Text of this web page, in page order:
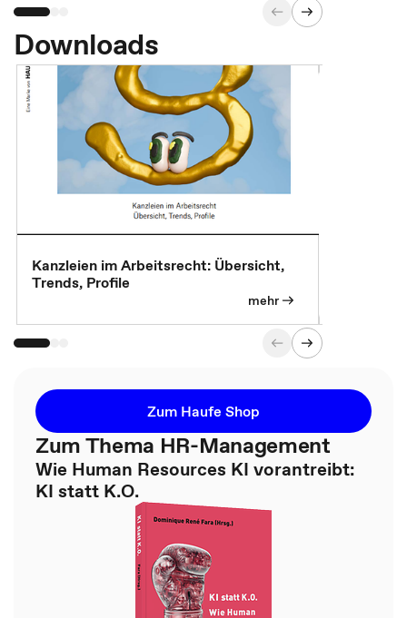
Downloads
Kanzleien im Arbeitsrecht: Übersicht,
Trends, Profile
mehr
Zum Haufe Shop
Zum Thema HR-Management
Wie Human Resources KI vorantreibt:
KI statt K.O.